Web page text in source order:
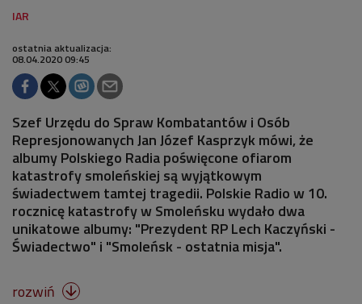
ostatnia aktualizacja:
08.04.2020 09:45
Szef Urzędu do Spraw Kombatantów i Osób
Represjonowanych Jan Józef Kasprzyk mówi, że
albumy Polskiego Radia poświęcone ofiarom
katastrofy smoleńskiej są wyjątkowym
świadectwem tamtej tragedii. Polskie Radio w 10.
rocznicę katastrofy w Smoleńsku wydało dwa
unikatowe albumy: "Prezydent RP Lech Kaczyński -
Świadectwo" i "Smoleńsk - ostatnia misja".
rozwiń 